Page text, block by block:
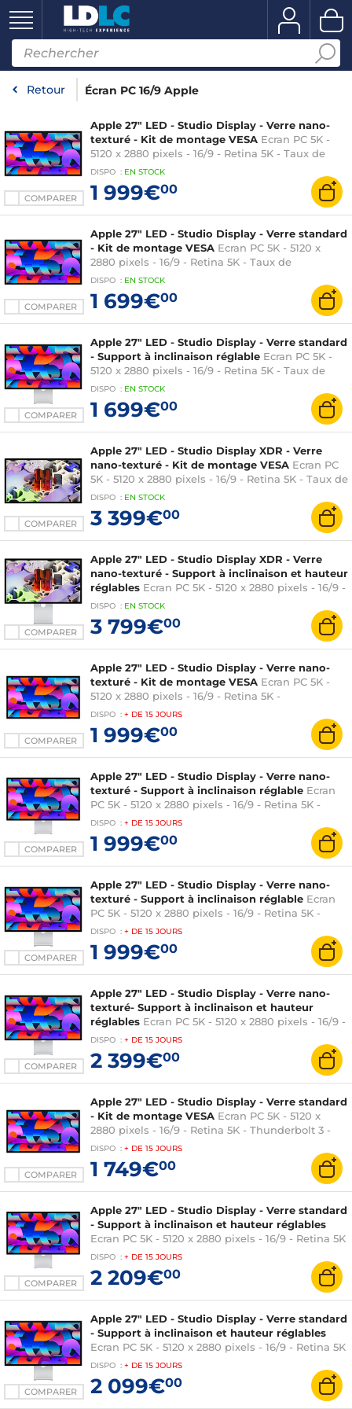
Retour Écran PC 16/9 Apple
COMPARER
Apple 27" LED - Studio Display - Verre nano-
texturé - Kit de montage VESA Ecran PC 5K -
5120 x 2880 pixels - 16/9 - Retina 5K - Taux de
rafraichissement 60 Hz - Thunderbolt 5 - USB-C -
Webcam - Kit de montage VESA - Argent
DISPO : EN STOCK
1 999€00
COMPARER
Apple 27" LED - Studio Display - Verre standard
- Kit de montage VESA Ecran PC 5K - 5120 x
2880 pixels - 16/9 - Retina 5K - Taux de
rafraichissement 60 Hz - Thunderbolt 5 - USB-C -
Webcam - Kit de montage VESA - Argent (sans
pied)
DISPO : EN STOCK
1 699€00
COMPARER
Apple 27" LED - Studio Display - Verre standard
- Support à inclinaison réglable Ecran PC 5K -
5120 x 2880 pixels - 16/9 - Retina 5K - Taux de
rafraichissement 60 Hz - Thunderbolt 5 - USB-C -
Webcam - Support à inclinaiso
DISPO : EN STOCK
1 699€00
COMPARER
Apple 27" LED - Studio Display XDR - Verre
nano-texturé - Kit de montage VESA Ecran PC
5K - 5120 x 2880 pixels - 16/9 - Retina 5K - Taux de
rafraichissement 120 Hz - Thunderbolt 5 - USB-C
- Webcam - Kit VESA - Argent (sans pied)
DISPO : EN STOCK
3 399€00
COMPARER
Apple 27" LED - Studio Display XDR - Verre
nano-texturé - Support à inclinaison et hauteur
réglables Ecran PC 5K - 5120 x 2880 pixels - 16/9 -
Retina 5K - Taux de rafraichissement 120 Hz -
Thunderbolt 5 - USB-C - Webcam - Support à
inclinaison et hauteur réglables - Argent
DISPO : EN STOCK
3 799€00
COMPARER
Apple 27" LED - Studio Display - Verre nano-
texturé - Kit de montage VESA Ecran PC 5K -
5120 x 2880 pixels - 16/9 - Retina 5K -
Thunderbolt 3 - USB-C - Webcam - Kit VESA -
Argent (sans pied)
DISPO : + DE 15 JOURS
1 999€00
COMPARER
Apple 27" LED - Studio Display - Verre nano-
texturé - Support à inclinaison réglable Ecran
PC 5K - 5120 x 2880 pixels - 16/9 - Retina 5K -
Thunderbolt 3 - USB-C - Webcam - Support
inclinable - Argent
DISPO : + DE 15 JOURS
1 999€00
COMPARER
Apple 27" LED - Studio Display - Verre nano-
texturé - Support à inclinaison réglable Ecran
PC 5K - 5120 x 2880 pixels - 16/9 - Retina 5K -
Taux de rafraichissement 60 Hz - Thunderbolt 5 -
USB-C - Webcam - Support à inclinaison
réglable - Argent
DISPO : + DE 15 JOURS
1 999€00
COMPARER
Apple 27" LED - Studio Display - Verre nano-
texturé- Support à inclinaison et hauteur
réglables Ecran PC 5K - 5120 x 2880 pixels - 16/9 -
Retina 5K - Taux de rafraichissement 60 Hz -
Thunderbolt 5 - USB-C - Webcam - Support à
inclinaison et hauteur réglables - Argent
DISPO : + DE 15 JOURS
2 399€00
COMPARER
Apple 27" LED - Studio Display - Verre standard
- Kit de montage VESA Ecran PC 5K - 5120 x
2880 pixels - 16/9 - Retina 5K - Thunderbolt 3 -
USB-C - Webcam - Kit VESA - Argent (sans pied)
DISPO : + DE 15 JOURS
1 749€00
COMPARER
Apple 27" LED - Studio Display - Verre standard
- Support à inclinaison et hauteur réglables
Ecran PC 5K - 5120 x 2880 pixels - 16/9 - Retina 5K
- Thunderbolt 3 - USB-C - Webcam - Support à
hauteur et inclinaison réglables - Argent
DISPO : + DE 15 JOURS
2 209€00
COMPARER
Apple 27" LED - Studio Display - Verre standard
- Support à inclinaison et hauteur réglables
Ecran PC 5K - 5120 x 2880 pixels - 16/9 - Retina 5K
- Taux de rafraichissement 60 Hz - Thunderbolt 5
- USB-C - Webcam - Support à inclinaison et
hauteur réglables - Argent
DISPO : + DE 15 JOURS
2 099€00